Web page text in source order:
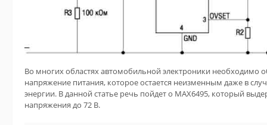
Во многих областях автомобильной электроники необходимо
напряжение питания, которое остается неизменным даже в
энергии. В данной статье речь пойдет о MAX6495, который
напряжения до 72 В.